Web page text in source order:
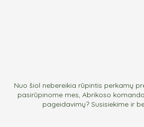
Nuo šiol nebereikia rūpintis perkamų
pasirūpinome mes, Abrikoso
pageidavimų? Susisiekime ir